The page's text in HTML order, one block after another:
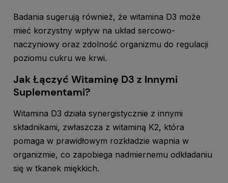
Badania sugerują również, że witamina D3 może
mieć korzystny wpływ na układ sercowo-
naczyniowy oraz zdolność organizmu do regulacji
poziomu cukru we krwi.
Jak Łączyć Witaminę D3 z Innymi
Suplementami?
Witamina D3 działa synergistycznie z innymi
składnikami, zwłaszcza z witaminą K2, która
pomaga w prawidłowym rozkładzie wapnia w
organizmie, co zapobiega nadmiernemu odkładaniu
się w tkanek miękkich.